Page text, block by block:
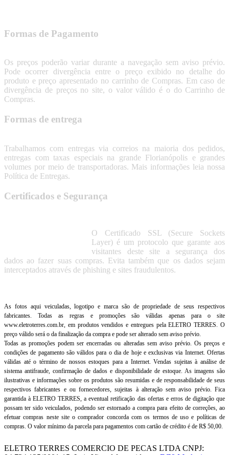
Formas de Pagamento
Os preços poderão variar durante a navegação sem aviso prévio.
Pode ocorrer divergência entre o preço exibido no detalhe do
produto e preço apresentado no carrinho de Compras. Em caso de
divergência de preços no site, o valor válido é o do Carrinho de
Compras.
Formas de entrega
Trabalhamos com entregas via correios na maioria dos pedidos,
entregas com taxas especiais na grande Florianópolis e grandes
volumes por meio de transportadoras. Mais informações leia nossa
Política de Entregas.
Certificados e Segurança
O Certificado SSL (Secure Sockets
Layer) é um protocolo que garante aos
visitantes deste site a segurança dos
dados ao fazer suas compras. Evita também que os dados sejam
interceptados através de phishing e sites fraudulentos.
As fotos aqui veiculadas, logotipo e marca são de propriedade de seus respectivos
fabricantes. Todas as regras e promoções são válidas apenas para o site
www.eletroterres.com.br, em produtos vendidos e entregues pela ELETRO TERRES. O
preço válido será o da finalização da compra e pode ser alterado sem aviso prévio.
Todas as promoções podem ser encerradas ou alteradas sem aviso prévio. Os preços e
condições de pagamento são válidos para o dia de hoje e exclusivas via Internet. Ofertas
válidas até o término de nossos estoques para a Internet. Vendas sujeitas à análise de
sistema antifraude, confirmação de dados e disponibilidade de estoque. As imagens são
ilustrativas e informações sobre os produtos são resumidas e de responsabilidade de seus
respectivos fabricantes e ou fornecedores, sujeitas à alteração sem aviso prévio. Fica
garantida à ELETRO TERRES, a eventual retificação das ofertas e erros de digitação que
possam ter sido veiculados, podendo ser estornado a compra para efeito de correções, ao
efetuar compras neste site o comprador concorda com os termos de uso e políticas de
compras. O valor mínimo da parcela para pagamentos com cartão de crédito é de R$ 50,00.
ELETRO TERRES COMERCIO DE PECAS LTDA CNPJ: